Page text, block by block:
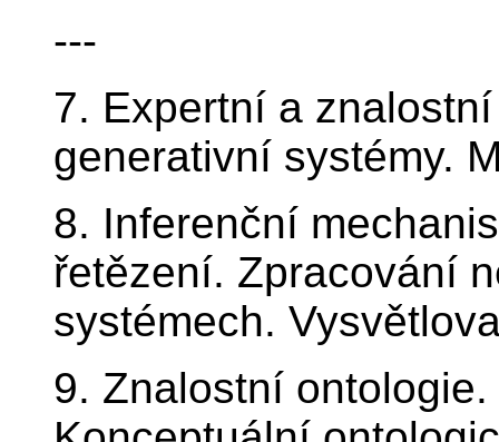
---
7. Expertní a
generativní systémy.
8. Inferenční
řetězení. Zpracování
systémech.
9. Znalostní